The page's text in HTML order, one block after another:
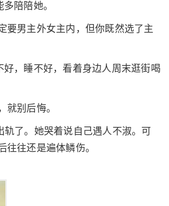
陪陪她。
要男主外女主内，但你既然选了主
，睡不好，看着身边人周末逛街喝
别后悔。
了。她哭着说自己遇人不淑。可
往还是遍体鳞伤。